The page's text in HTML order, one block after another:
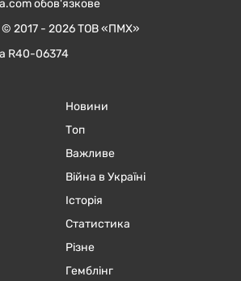
обов'язкове
© 2017 - 2026 ТОВ «ПМХ»
R40-06374
Новини
Топ
Важливе
Війна в Україні
Історія
Статистика
Різне
Гемблінг